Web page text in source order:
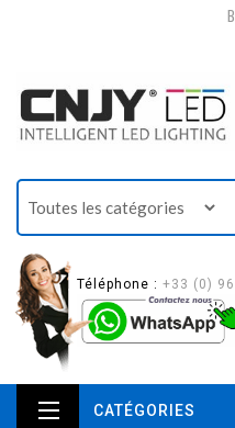
Téléphone : +33 (0)
CATÉGORIES